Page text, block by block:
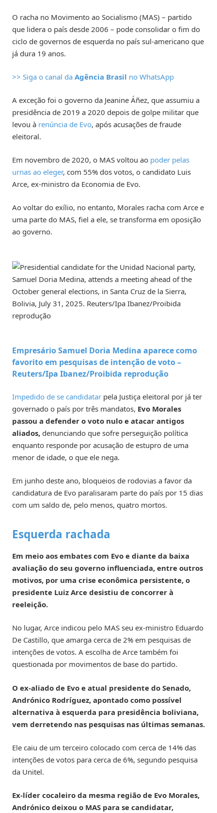
O racha no Movimento ao Socialismo (MAS) – partido
que lidera o país desde 2006 – pode consolidar o fim do
ciclo de governos de esquerda no país sul-americano que
já dura 19 anos.
>> Siga o canal da Agência Brasil no WhatsApp
A exceção foi o governo da Jeanine Áñez, que assumiu a
presidência de 2019 a 2020 depois de golpe militar que
levou à renúncia de Evo, após acusações de fraude
eleitoral.
Em novembro de 2020, o MAS voltou ao poder pelas
urnas ao eleger, com 55% dos votos, o candidato Luis
Arce, ex-ministro da Economia de Evo.
Ao voltar do exílio, no entanto, Morales racha com Arce e
uma parte do MAS, fiel a ele, se transforma em oposição
ao governo.
Empresário Samuel Doria Medina aparece como
favorito em pesquisas de intenção de voto –
Reuters/Ipa Ibanez/Proibida reprodução
Impedido de se candidatar pela Justiça eleitoral por já ter
governado o país por três mandatos, Evo Morales
passou a defender o voto nulo e atacar antigos
aliados, denunciando que sofre perseguição política
enquanto responde por acusação de estupro de uma
menor de idade, o que ele nega.
Em junho deste ano, bloqueios de rodovias a favor da
candidatura de Evo paralisaram parte do país por 15 dias
com um saldo de, pelo menos, quatro mortos.
Esquerda rachada
Em meio aos embates com Evo e diante da baixa
avaliação do seu governo influenciada, entre outros
motivos, por uma crise econômica persistente, o
presidente Luiz Arce desistiu de concorrer à
reeleição.
No lugar, Arce indicou pelo MAS seu ex-ministro Eduardo
De Castillo, que amarga cerca de 2% em pesquisas de
intenções de votos. A escolha de Arce também foi
questionada por movimentos de base do partido.
O ex-aliado de Evo e atual presidente do Senado,
Andrónico Rodríguez, apontado como possível
alternativa à esquerda para presidência boliviana,
vem derretendo nas pesquisas nas últimas semanas.
Ele caiu de um terceiro colocado com cerca de 14% das
intenções de votos para cerca de 6%, segundo pesquisa
da Unitel.
Ex-líder cocaleiro da mesma região de Evo Morales,
Andrónico deixou o MAS para se candidatar,